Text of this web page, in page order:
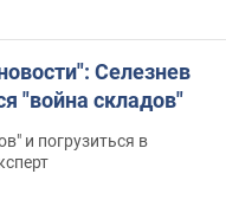
Селезнев
"война складов"
и погрузиться в